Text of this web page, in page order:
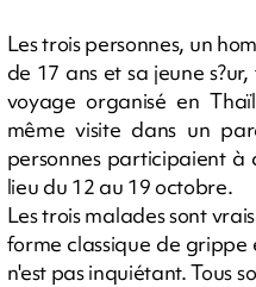
Les trois personnes, un
de 17 ans et sa jeune
voyage organisé en
même visite dans un
personnes participaient à
lieu du 12 au 19 octobre.
Les trois malades sont
forme classique de
n'est pas inquiétant. Tous